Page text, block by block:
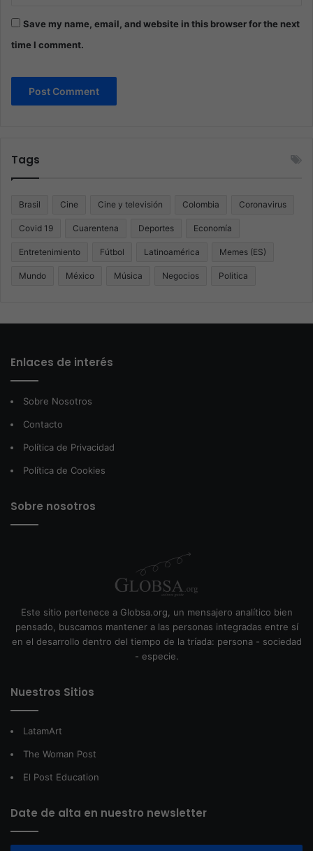
Save my name, email, and website in this browser for the next
time I comment.
Tags
Brasil Cine Cine y televisión Colombia Coronavirus
Covid 19 Cuarentena Deportes Economía
Entretenimiento Fútbol Latinoamérica Memes (ES)
Mundo México Música Negocios Politica
Enlaces de interés
Sobre Nosotros
Contacto
Política de Privacidad
Política de Cookies
Sobre nosotros
Este sitio pertenece a Globsa.org, un mensajero analítico bien
pensado, buscamos mantener a las personas integradas entre sí
en el desarrollo dentro del tiempo de la tríada: persona - sociedad
- especie.
Nuestros Sitios
LatamArt
The Woman Post
El Post Education
Date de alta en nuestro newsletter